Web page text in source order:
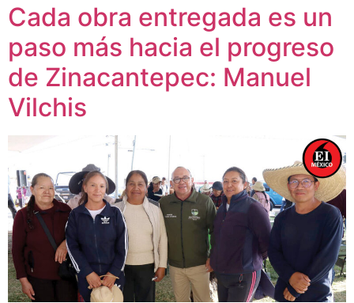
Cada obra entregada es un
paso más hacia el progreso
de Zinacantepec: Manuel
Vilchis